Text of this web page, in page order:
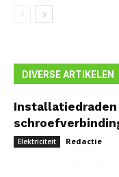
DIVERSE ARTIKELEN
Elektriciteit Redactie